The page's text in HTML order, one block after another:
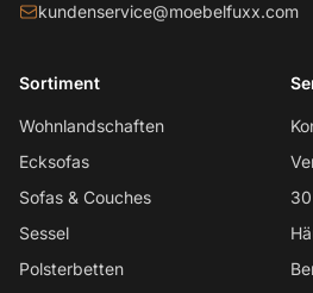
kundenservice@moebelfuxx.com
Sortiment
Wohnlandschaften
Ecksofas
Sofas & Couches
Sessel
Polsterbetten